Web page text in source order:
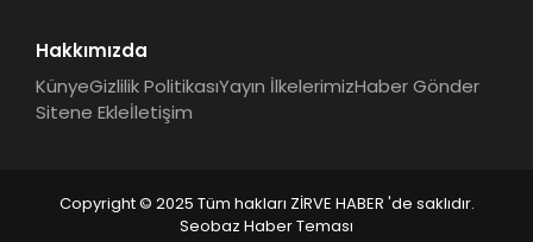
Hakkımızda
KünyeGizlilik PolitikasıYayın İlkelerimizHaber Gönder
Sitene Ekleİletişim
Copyright © 2025 Tüm hakları ZİRVE HABER 'de saklıdır.
Seobaz Haber Teması